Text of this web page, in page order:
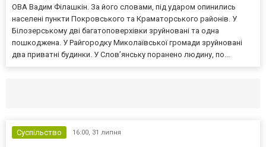
ОВА Вадим Філашкін. За його словами, під ударом опинились
населені пункти Покровського та Краматорського районів. У
Білозерському дві багатоповерхівки зруйновані та одна
пошкоджена. У Райгородку Миколаївської громади зруйновані
два приватні будинки. У Слов’янську поранено людину, по...
Суспільство 16:00, 31 липня